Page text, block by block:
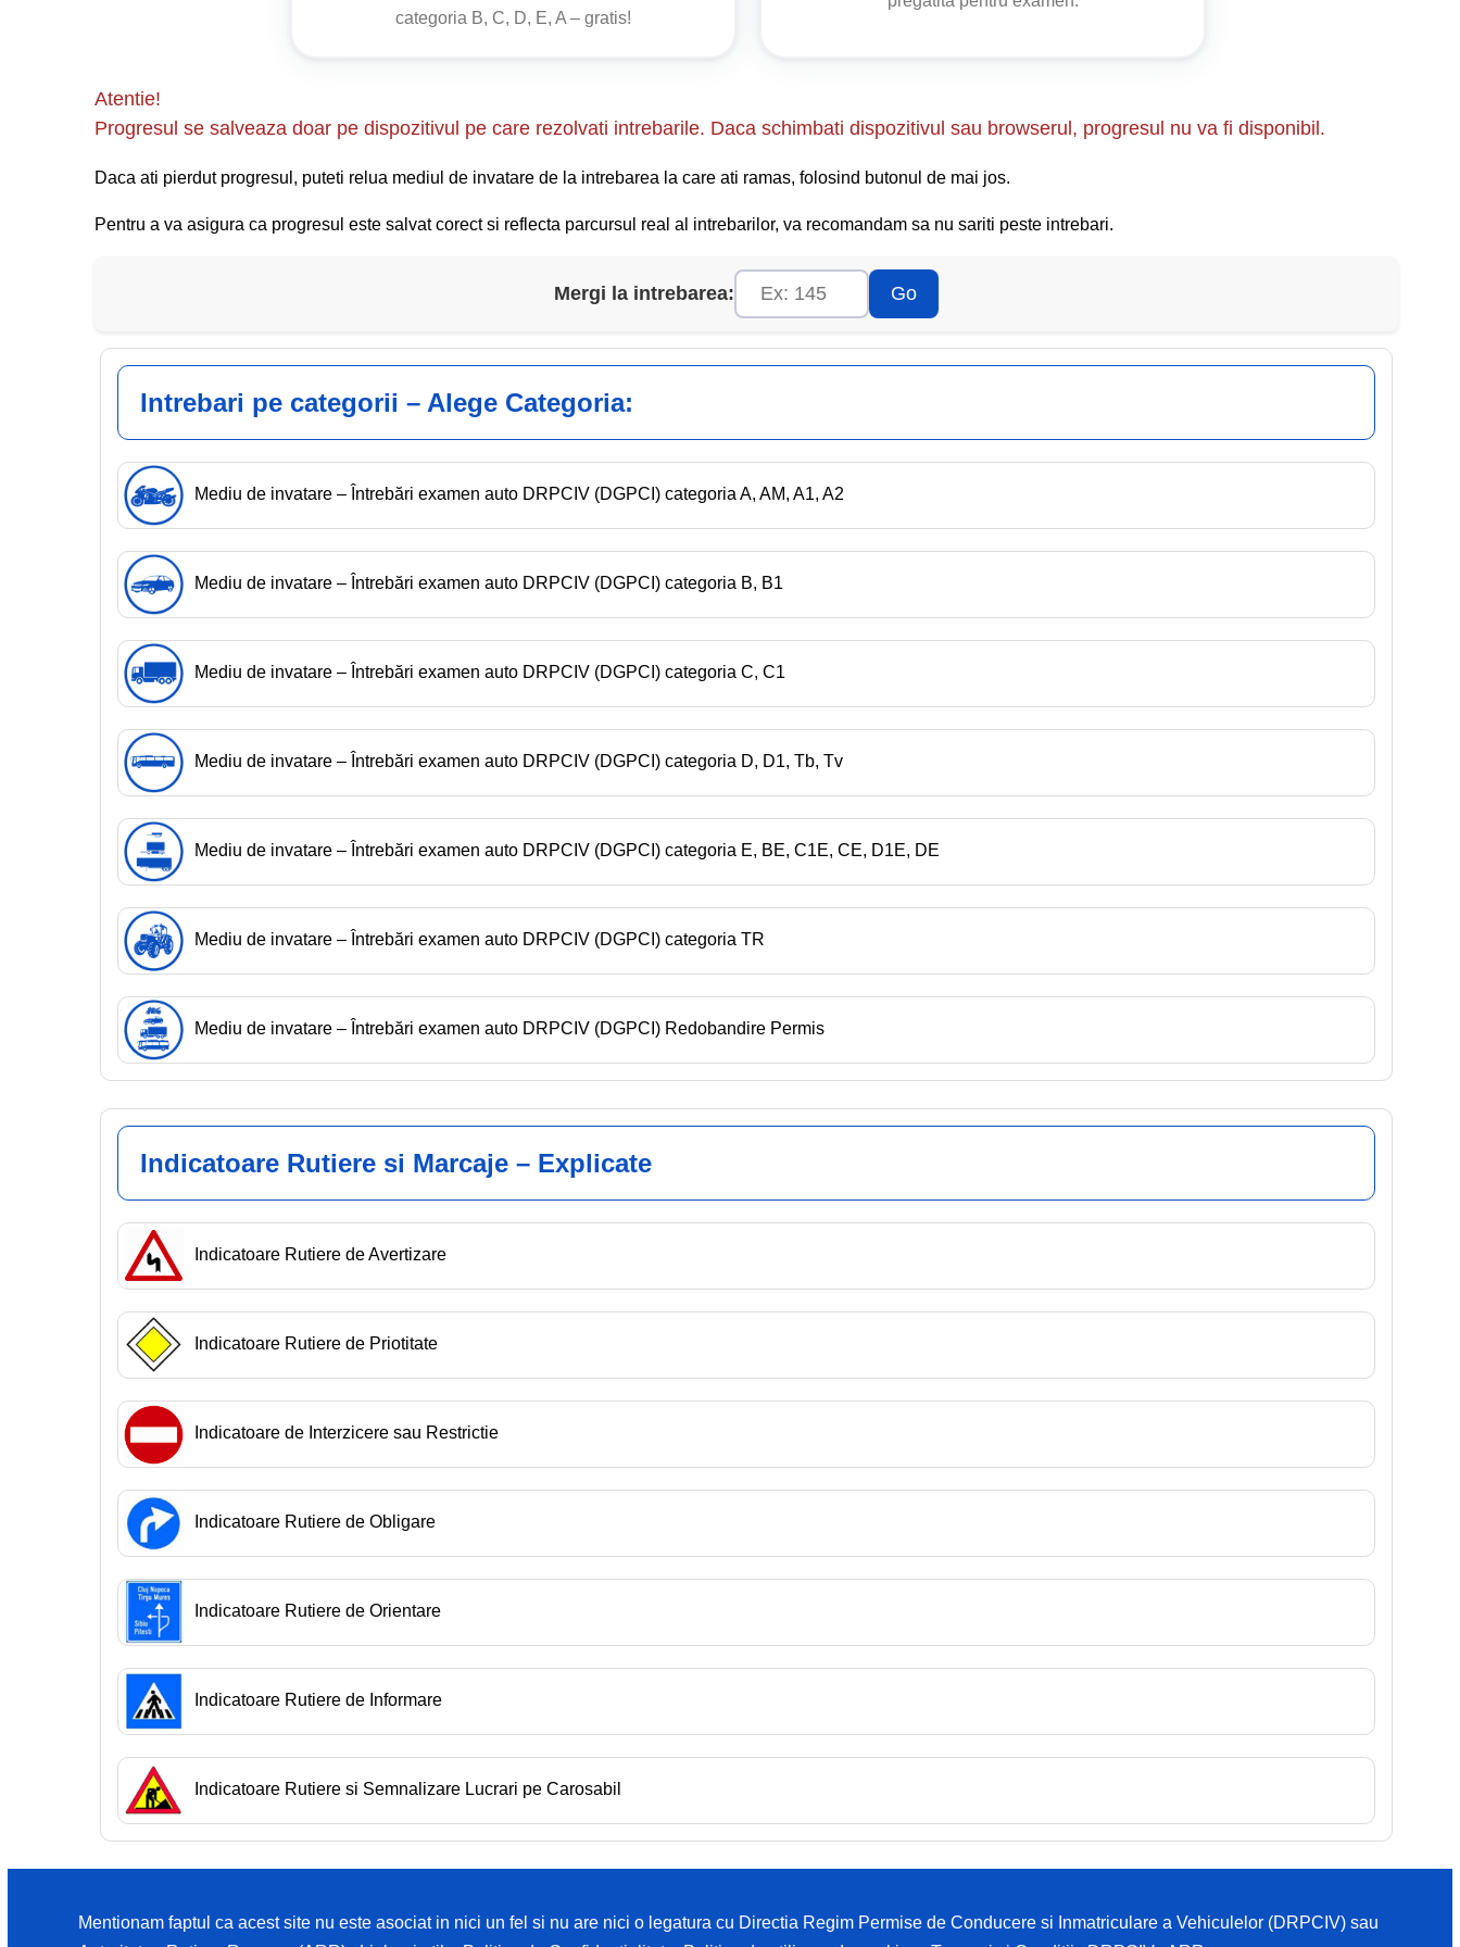
(1) Pe autostrăzi sau pe drumurile expres este interzisă circulația pietonilor, a autovehiculelor cu gabarite sau mase depășite, fără autorizație specială de transport
eliberată de administratorul drumului public, conform reglementărilor în vigoare, a vehiculelor cu tracțiune animală, a animalelor, a vehiculelor trase sau împinse cu
categoria B, C, D, E, A – gratis!
Atentie!
Progresul se salveaza doar pe dispozitivul pe care rezolvati intrebarile. Daca schimbati dispozitivul sau browserul, progresul nu va fi disponibil.
Daca ati pierdut progresul, puteti relua mediul de invatare de la intrebarea la care ati ramas, folosind butonul de mai jos.
Pentru a va asigura ca progresul este salvat corect si reflecta parcursul real al intrebarilor, va recomandam sa nu sariti peste intrebari.
Mergi la intrebarea: Go
Intrebari pe categorii – Alege Categoria:
Mediu de invatare – Întrebări examen auto DRPCIV (DGPCI) categoria A, AM, A1, A2
Mediu de invatare – Întrebări examen auto DRPCIV (DGPCI) categoria B, B1
Mediu de invatare – Întrebări examen auto DRPCIV (DGPCI) categoria C, C1
Mediu de invatare – Întrebări examen auto DRPCIV (DGPCI) categoria D, D1, Tb, Tv
Mediu de invatare – Întrebări examen auto DRPCIV (DGPCI) categoria E, BE, C1E, CE, D1E, DE
Mediu de invatare – Întrebări examen auto DRPCIV (DGPCI) categoria TR
Mediu de invatare – Întrebări examen auto DRPCIV (DGPCI) Redobandire Permis
Indicatoare Rutiere si Marcaje – Explicate
Indicatoare Rutiere de Avertizare
Indicatoare Rutiere de Priotitate
Indicatoare de Interzicere sau Restrictie
Indicatoare Rutiere de Obligare
Indicatoare Rutiere de Orientare
Indicatoare Rutiere de Informare
Indicatoare Rutiere si Semnalizare Lucrari pe Carosabil
Mentionam faptul ca acest site nu este asociat in nici un fel si nu are nici o legatura cu Directia Regim Permise de Conducere si Inmatriculare a Vehiculelor (DRPCIV) sau